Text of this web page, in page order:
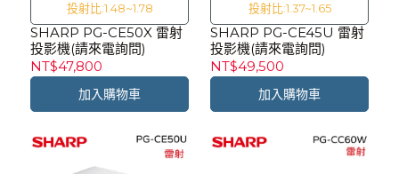
投射比:1.48~1.78
SHARP PG-CE50X 雷射
投影機(請來電詢問)
NT$47,800
加入購物車
投射比:1.37~1.65
SHARP PG-CE45U 雷射
投影機(請來電詢問)
NT$49,500
加入購物車